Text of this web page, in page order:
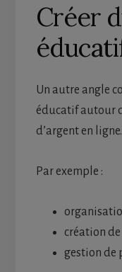
Créer
Un autre angle
éducatif autour
d’argent en ligne.
Par exemple :
création
gestion de